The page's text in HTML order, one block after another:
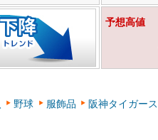
予想高値
野球 服飾品 阪神タイガース